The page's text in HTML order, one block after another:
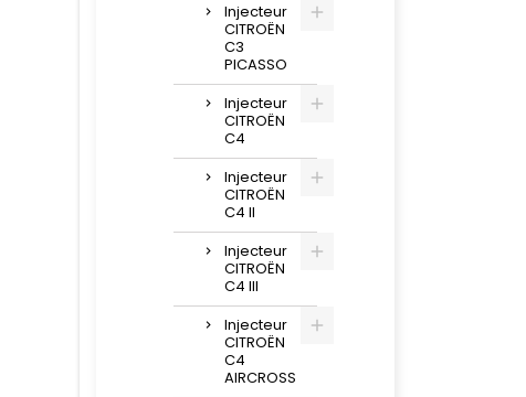
Injecteur
CITROËN
C3
PICASSO
Injecteur
CITROËN
C4
Injecteur
CITROËN
C4 II
Injecteur
CITROËN
C4 III
Injecteur
CITROËN
C4
AIRCROSS